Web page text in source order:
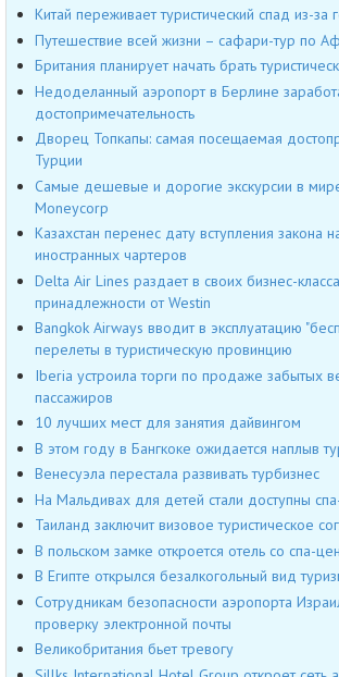
Китай переживает туристический спад из-за
Путешествие всей жизни – сафари-тур по
Британия планирует начать брать
Недоделанный аэропорт в Берлине
достопримечательность
Дворец Топкапы: самая посещаемая
Турции
Самые дешевые и дорогие экскурсии в
Moneycorp
Казахстан перенес дату вступления закона
иностранных чартеров
Delta Air Lines раздает в своих бизнес-
принадлежности от Westin
Bangkok Airways вводит в эксплуатацию
перелеты в туристическую провинцию
Iberia устроила торги по продаже забытых
пассажиров
10 лучших мест для занятия дайвингом
В этом году в Бангкоке ожидается наплыв
Венесуэла перестала развивать турбизнес
На Мальдивах для детей стали доступны
Таиланд заключит визовое туристическое
В польском замке откроется отель со спа-
В Египте открылся безалкогольный вид
Сотрудникам безопасности аэропорта
проверку электронной почты
Великобритания бьет тревогу